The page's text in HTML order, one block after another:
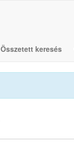
Összetett keresés